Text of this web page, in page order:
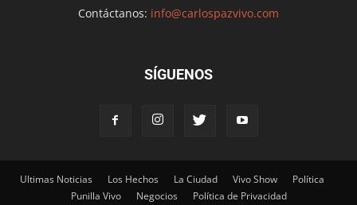
Contáctanos: info@carlospazvivo.com
SÍGUENOS
Ultimas Noticias Los Hechos La Ciudad Vivo Show
Política
Punilla Vivo
Negocios Política de Privacidad